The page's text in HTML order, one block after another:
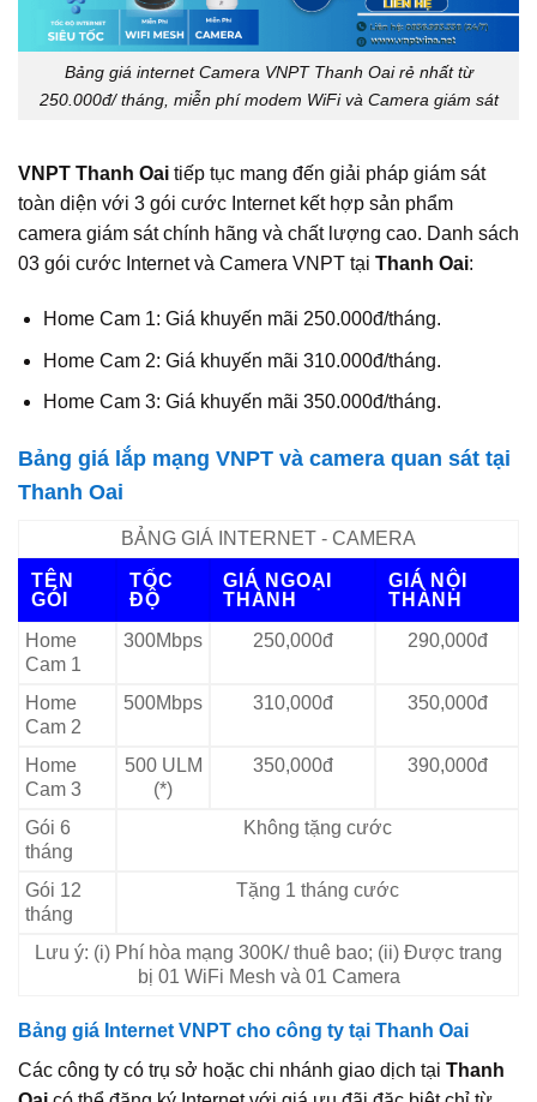
Bảng giá internet Camera VNPT Thanh Oai rẻ nhất từ
250.000đ/ tháng, miễn phí modem WiFi và Camera giám sát
VNPT Thanh Oai tiếp tục mang đến giải pháp giám sát
toàn diện với 3 gói cước Internet kết hợp sản phẩm
camera giám sát chính hãng và chất lượng cao. Danh sách
03 gói cước Internet và Camera VNPT tại Thanh Oai:
Home Cam 1: Giá khuyến mãi 250.000đ/tháng.
Home Cam 2: Giá khuyến mãi 310.000đ/tháng.
Home Cam 3: Giá khuyến mãi 350.000đ/tháng.
Bảng giá lắp mạng VNPT và camera quan sát tại
Thanh Oai
BẢNG GIÁ INTERNET - CAMERA
TÊN
GÓI
TỐC
ĐỘ
GIÁ NGOẠI
THÀNH
GIÁ NỘI
THÀNH
Home
Cam 1
300Mbps 250,000đ 290,000đ
Home
Cam 2
500Mbps 310,000đ 350,000đ
Home
Cam 3
500 ULM
(*)
350,000đ 390,000đ
Gói 6
tháng
Không tặng cước
Gói 12
tháng
Tặng 1 tháng cước
Lưu ý: (i) Phí hòa mạng 300K/ thuê bao; (ii) Được trang
bị 01 WiFi Mesh và 01 Camera
Bảng giá Internet VNPT cho công ty tại Thanh Oai
Các công ty có trụ sở hoặc chi nhánh giao dịch tại Thanh